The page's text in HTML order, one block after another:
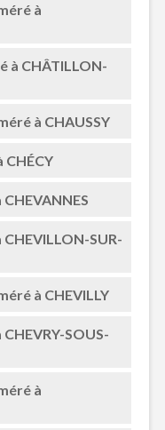
à
à CHÂTILLON-
à CHAUSSY
SUR-
à CHEVILLY
SOUS-
à